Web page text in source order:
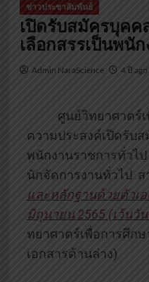
ข่าวประชาสัมพันธ์
เปิดรับสมัครบุคค
เลือกสรรเป็นพนั
Admin NaraScience 4 ปี ago
ศูนย์วิทยาศาตร์เพื่
ความประสงค์เปิดรับ
พนักงานราชการทั่วไ
นักจัดการงานทั่วไป ส
และหลักฐานด้วยตัวเ
มิถุนายน 2565 (เว้นวั
ทยาศาตร์เพื่อการศึกษ
เอกสารด้านล่าง)